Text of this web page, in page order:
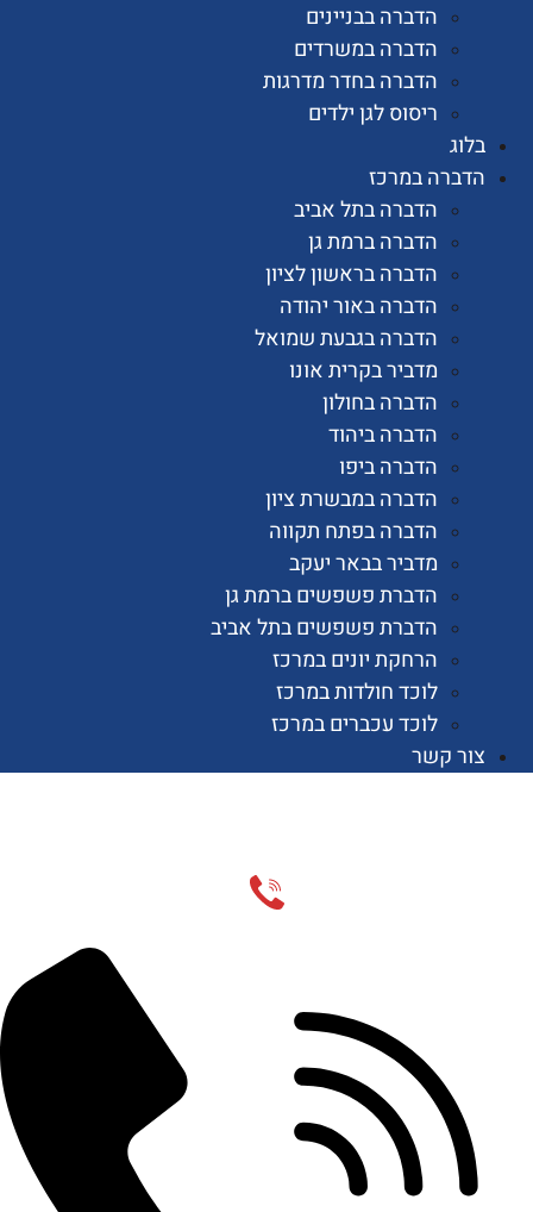
הדברה בבניינים
הדברה במשרדים
הדברה בחדר מדרגות
ריסוס לגן ילדים
במרכז
הדברה בתל אביב
הדברה ברמת גן
הדברה בראשון לציון
הדברה באור יהודה
הדברה בגבעת שמואל
מדביר בקרית אונו
הדברה בחולון
הדברה ביהוד
הדברה ביפו
הדברה במבשרת ציון
הדברה בפתח תקווה
מדביר בבאר יעקב
הדברת פשפשים ברמת גן
הדברת פשפשים בתל אביב
הרחקת יונים במרכז
לוכד חולדות במרכז
לוכד עכברים במרכז